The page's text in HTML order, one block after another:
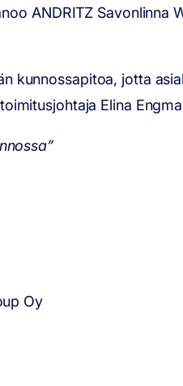
ANDRITZ Savonlinna
kunnossapitoa, jotta
Elina
Oy